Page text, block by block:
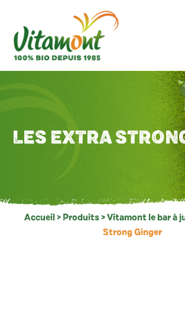
des engagements
LES EXTRA
Accueil > Produits>Vitamont le bar à
Strong Ginger